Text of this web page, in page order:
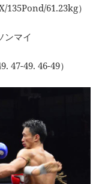
135Pond/61.23kg）
ンマイ
47-49. 46-49）